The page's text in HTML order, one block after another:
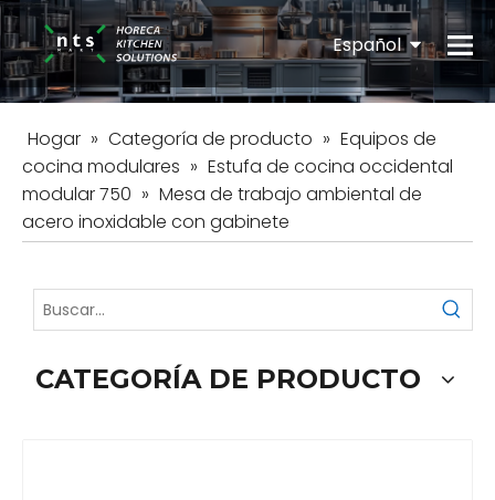
Español
English
Hogar » Categoría de producto » Equipos de
cocina modulares » Estufa de cocina occidental
modular 750 » Mesa de trabajo ambiental de
acero inoxidable con gabinete
CATEGORÍA DE PRODUCTO